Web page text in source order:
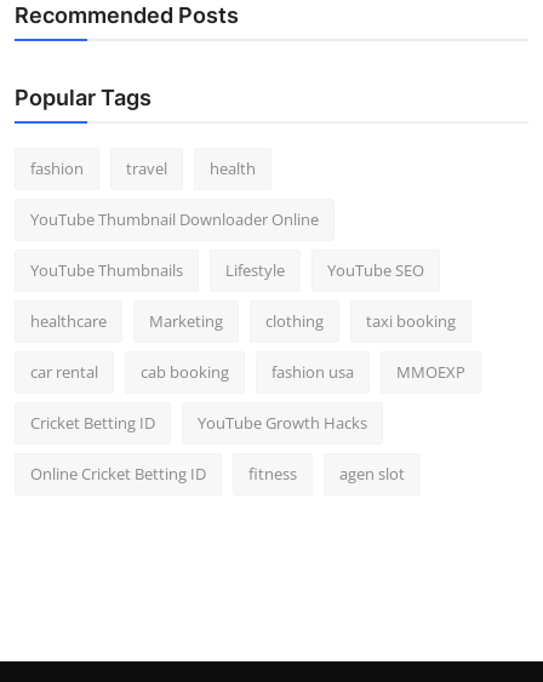
Recommended Posts
Popular Tags
fashion travel health
YouTube Thumbnail Downloader Online
YouTube Thumbnails Lifestyle YouTube SEO
healthcare Marketing clothing taxi booking
car rental cab booking fashion usa MMOEXP
Cricket Betting ID YouTube Growth Hacks
Online Cricket Betting ID fitness agen slot